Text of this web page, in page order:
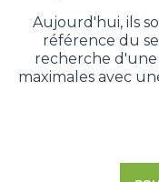
Aujourd'hui, ils
référence du
recherche
maximales avec